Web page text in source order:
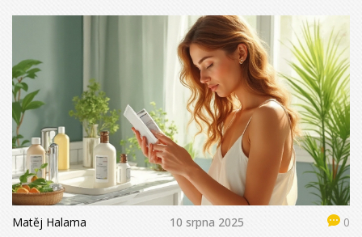
Matěj Halama 10 srpna 2025 0